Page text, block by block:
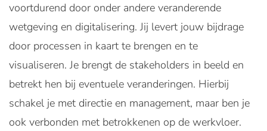
voortdurend door onder andere veranderende
wetgeving en digitalisering. Jij levert jouw bijdrage
door processen in kaart te brengen en te
visualiseren. Je brengt de stakeholders in beeld en
betrekt hen bij eventuele veranderingen. Hierbij
schakel je met directie en management, maar ben je
ook verbonden met betrokkenen op de werkvloer.